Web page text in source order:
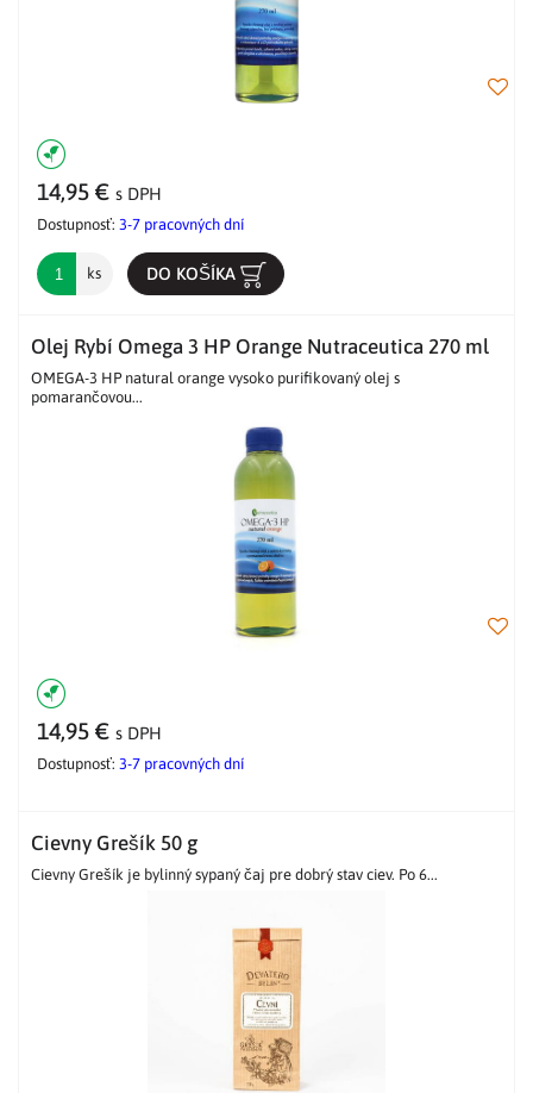
14,95 € s DPH
Dostupnosť: 3-7 pracovných dní
ks DO KOŠÍKA
Olej Rybí Omega 3 HP Orange Nutraceutica 270 ml
OMEGA-3 HP natural orange vysoko purifikovaný olej s
pomarančovou...
14,95 € s DPH
Dostupnosť: 3-7 pracovných dní
Cievny Grešík 50 g
Cievny Grešík je bylinný sypaný čaj pre dobrý stav ciev. Po 6...